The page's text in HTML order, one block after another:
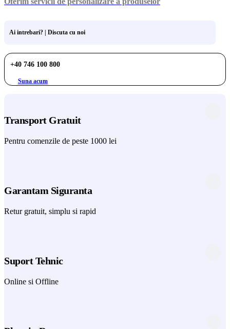
Ai intrebari? | Discuta cu noi
+40 746 100 800
Suna acum
Transport Gratuit
Pentru comenzile de peste 1000 lei
Garantam Siguranta
Retur gratuit, simplu si rapid
Suport Tehnic
Online si Offline